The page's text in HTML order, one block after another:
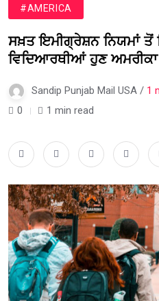
#AMERICA
ਸਖ਼ਤ ਇਮੀਗ੍ਰੇਸ਼ਨ ਨਿਯਮਾਂ ਤੋਂ
ਵਿਦਿਆਰਥੀਆਂ ਹੁਣ ਅਮਰੀਕਾ
Sandip Punjab Mail USA / 1
0
1 min read